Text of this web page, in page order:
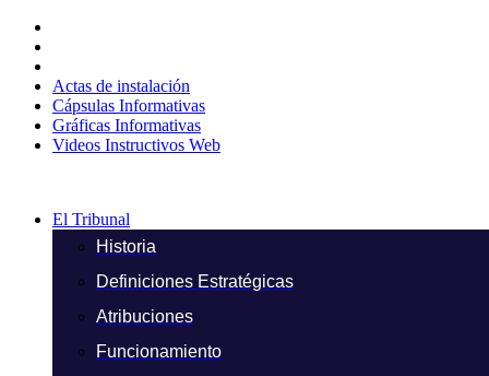
contenido
Actas de instalación
Cápsulas Informativas
Gráficas Informativas
Videos Instructivos Web
El Tribunal
Historia
Definiciones Estratégicas
Atribuciones
Funcionamiento